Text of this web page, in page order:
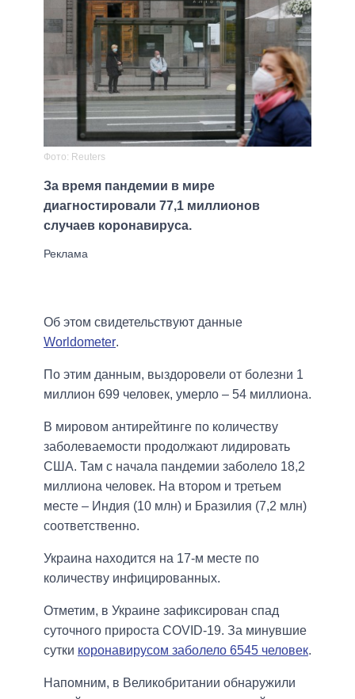
Фото: Reuters
За время пандемии в мире
диагностировали 77,1 миллионов
случаев коронавируса.
Об этом свидетельствуют данные
Worldometer.
По этим данным, выздоровели от болезни 1
миллион 699 человек, умерло – 54 миллиона.
В мировом антирейтинге по количеству
заболеваемости продолжают лидировать
США. Там с начала пандемии заболело 18,2
миллиона человек. На втором и третьем
месте – Индия (10 млн) и Бразилия (7,2 млн)
соответственно.
Украина находится на 17-м месте по
количеству инфицированных.
Отметим, в Украине зафиксирован спад
суточного прироста COVID-19. За минувшие
сутки коронавирусом заболело 6545 человек.
Напомним, в Великобритании обнаружили